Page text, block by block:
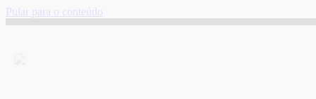
Pular para o conteúdo